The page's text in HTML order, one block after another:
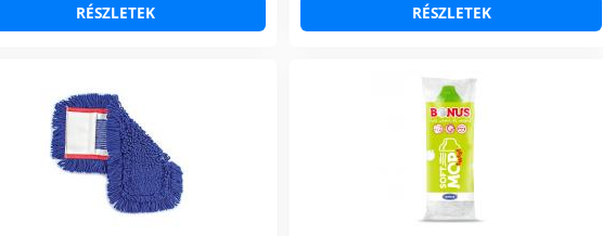
RÉSZLETEK RÉSZLETEK